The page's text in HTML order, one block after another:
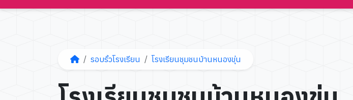
รอบรั้วโรงเรียน โรงเรียนชุมชนบ้านหนองขุ่น